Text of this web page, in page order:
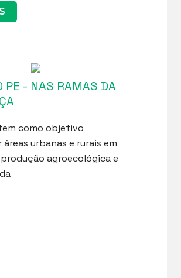
PE - NAS RAMAS DA
como objetivo
urbanas e rurais em
agroecológica e